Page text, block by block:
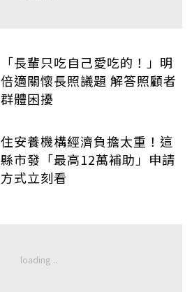
「長輩只吃自己愛吃的！」明
倍適關懷長照議題 解答照顧者
群體困擾
住安養機構經濟負擔太重！這
縣市發「最高12萬補助」申請
方式立刻看